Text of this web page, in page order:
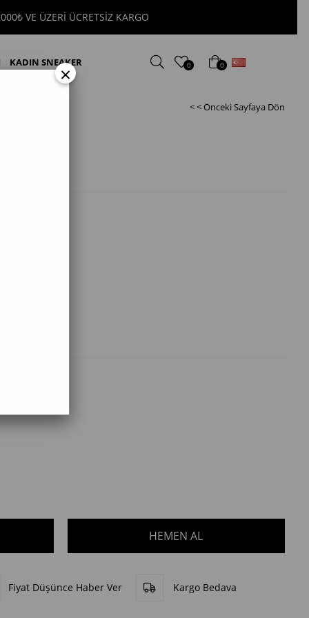
ÜZERİ ÜCRETSİZ KARGO
KADIN SNEAKER 0 0
< < Önceki Sayfaya Dön
Fiyat Düşünce Haber Ver Kargo Bedava
×